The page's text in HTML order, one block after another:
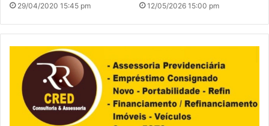
29/04/2020 15:45 pm 12/05/2026 15:00 pm